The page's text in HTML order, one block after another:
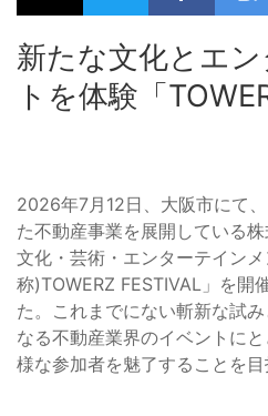
新たな文化とエ
トを体験「
2026年7月12日、大阪市にて
た不動産事業を展開している
文化・芸術・エンターテイン
称)TOWERZ FESTIVAL」を開
た。これまでにない斬新な試
なる不動産業界のイベントに
様な参加者を魅了することを目